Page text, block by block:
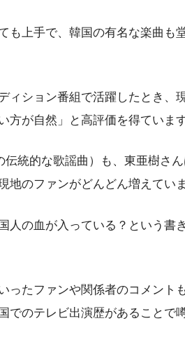
も上手で、韓国の有名な楽曲も
ィション番組で活躍したとき、
が自然」と高評価を得ています
統的な歌謡曲）も、東亜樹さ
のファンがどんどん増えていま
人の血が入っている？という書
ったファンや関係者のコメント
でのテレビ出演歴があることで